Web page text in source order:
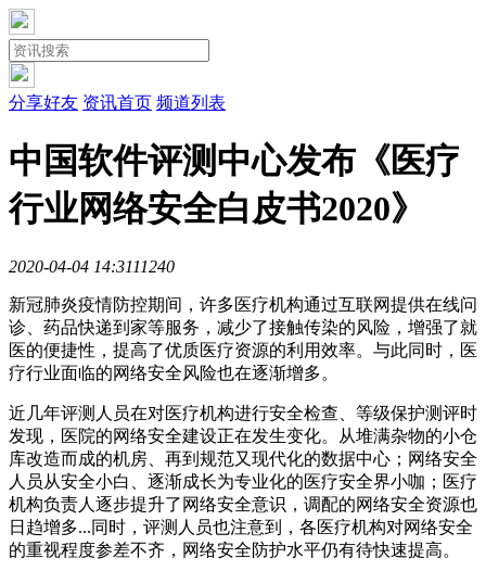
分享好友 资讯首页 频道列表
中国软件评测中心发布《医疗
行业网络安全白皮书2020》
2020-04-04 14:3111240
新冠肺炎疫情防控期间，许多医疗机构通过互联网提供在线问
诊、药品快递到家等服务，减少了接触传染的风险，增强了就
医的便捷性，提高了优质医疗资源的利用效率。与此同时，医
疗行业面临的网络安全风险也在逐渐增多。
近几年评测人员在对医疗机构进行安全检查、等级保护测评时
发现，医院的网络安全建设正在发生变化。从堆满杂物的小仓
库改造而成的机房、再到规范又现代化的数据中心；网络安全
人员从安全小白、逐渐成长为专业化的医疗安全界小咖；医疗
机构负责人逐步提升了网络安全意识，调配的网络安全资源也
日趋增多...同时，评测人员也注意到，各医疗机构对网络安全
的重视程度参差不齐，网络安全防护水平仍有待快速提高。